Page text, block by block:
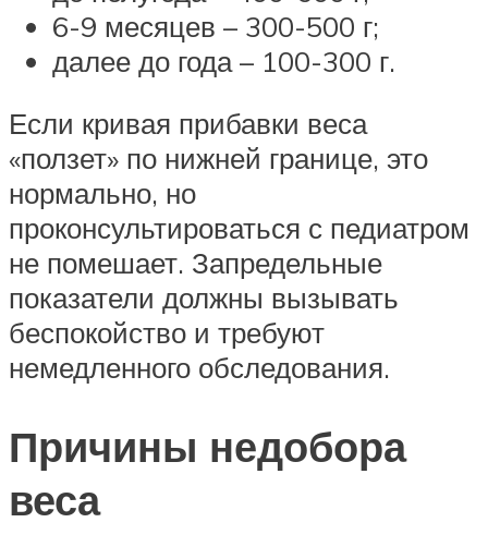
6-9 месяцев – 300-500 г;
далее до года – 100-300 г.
Если кривая прибавки веса
«ползет» по нижней границе, это
нормально, но
проконсультироваться с педиатром
не помешает. Запредельные
показатели должны вызывать
беспокойство и требуют
немедленного обследования.
Причины недобора
веса